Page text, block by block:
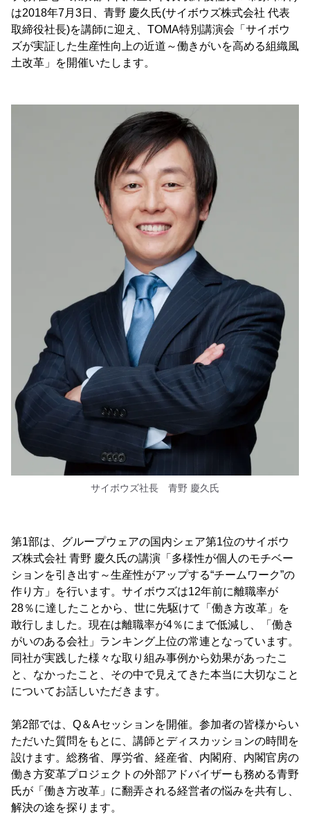
は2018年7月3日、青野 慶久氏(サイボウズ株式会社 代表
取締役社長)を講師に迎え、TOMA特別講演会「サイボウ
ズが実証した生産性向上の近道～働きがいを高める組織風
土改革」を開催いたします。
サイボウズ社長 青野 慶久氏
第1部は、グループウェアの国内シェア第1位のサイボウ
ズ株式会社 青野 慶久氏の講演「多様性が個人のモチベー
ションを引き出す～生産性がアップする“チームワーク”の
作り方」を行います。サイボウズは12年前に離職率が
28％に達したことから、世に先駆けて「働き方改革」を
敢行しました。現在は離職率が4％にまで低減し、「働き
がいのある会社」ランキング上位の常連となっています。
同社が実践した様々な取り組み事例から効果があったこ
と、なかったこと、その中で見えてきた本当に大切なこと
についてお話しいただきます。
第2部では、Q＆Aセッションを開催。参加者の皆様からい
ただいた質問をもとに、講師とディスカッションの時間を
設けます。総務省、厚労省、経産省、内閣府、内閣官房の
働き方変革プロジェクトの外部アドバイザーも務める青野
氏が「働き方改革」に翻弄される経営者の悩みを共有し、
解決の途を探ります。